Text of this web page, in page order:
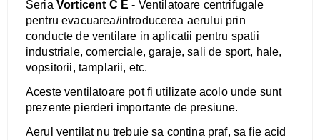
Seria Vorticent C E - Ventilatoare centrifugale
pentru evacuarea/introducerea aerului prin
conducte de ventilare in aplicatii pentru spatii
industriale, comerciale, garaje, sali de sport, hale,
vopsitorii, tamplarii, etc.
Aceste ventilatoare pot fi utilizate acolo unde sunt
prezente pierderi importante de presiune.
Aerul ventilat nu trebuie sa contina praf, sa fie acid